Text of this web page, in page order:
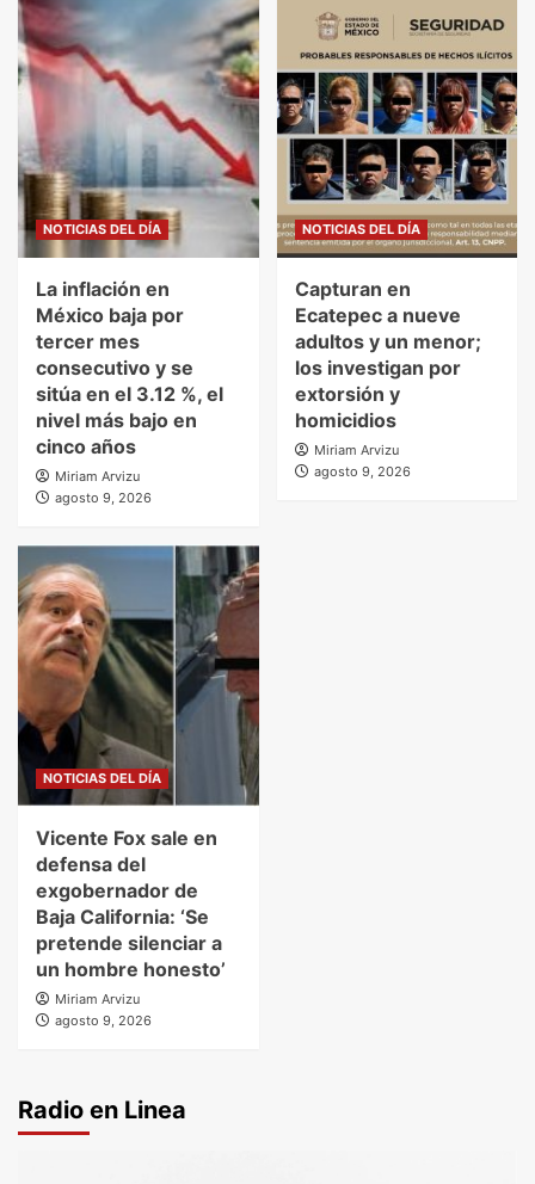
NOTICIAS DEL DÍA
La inflación en
México baja por
tercer mes
consecutivo y se
sitúa en el 3.12 %, el
nivel más bajo en
cinco años
Miriam Arvizu
agosto 9, 2026
NOTICIAS DEL DÍA
Capturan en
Ecatepec a nueve
adultos y un menor;
los investigan por
extorsión y
homicidios
Miriam Arvizu
agosto 9, 2026
NOTICIAS DEL DÍA
Vicente Fox sale en
defensa del
exgobernador de
Baja California: ‘Se
pretende silenciar a
un hombre honesto’
Miriam Arvizu
agosto 9, 2026
Radio en Linea